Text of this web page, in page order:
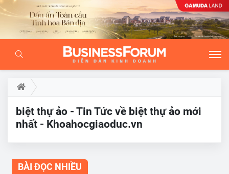
biệt thự ảo - Tin Tức về biệt thự ảo mới
nhất - Khoahocgiaoduc.vn
BÀI ĐỌC NHIỀU